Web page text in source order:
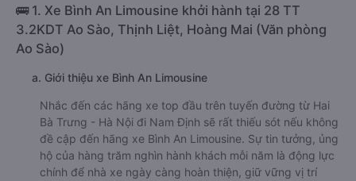
🚌 1. Xe Bình An Limousine khởi hành tại 28 TT
3.2KDT Ao Sào, Thịnh Liệt, Hoàng Mai (Văn phòng
Ao Sào)
a. Giới thiệu xe Bình An Limousine
Nhắc đến các hãng xe top đầu trên tuyến đường từ Hai
Bà Trưng - Hà Nội đi Nam Định sẽ rất thiếu sót nếu không
đề cập đến hãng xe Bình An Limousine. Sự tin tưởng, ủng
hộ của hàng trăm nghìn hành khách mỗi năm là động lực
chính để nhà xe ngày càng hoàn thiện, giữ vững vị trí